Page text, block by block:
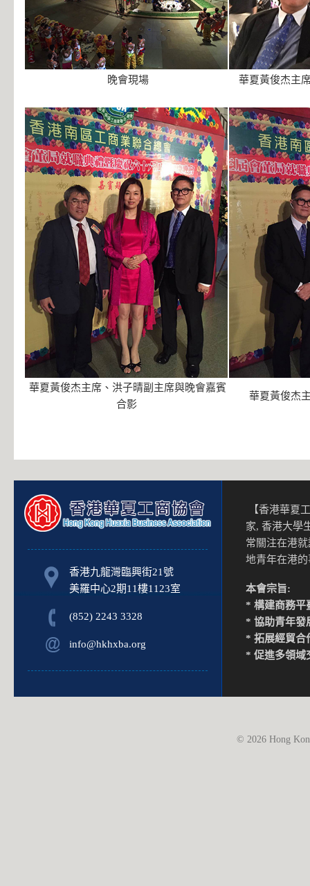
晚會現場 華夏黃俊杰主
華夏黃俊杰主席、洪子晴副主席與晚會嘉賓
合影
華夏黃俊杰
香港九龍灣臨興街21號
美羅中心2期11樓1123室
(852) 2243 3328
info@hkhxba.org
【香港華夏
家, 香港大學
常關注在港
地青年在港
本會宗旨:
* 構建商務平
* 協助青年發
* 拓展經貿合
* 促進多領域
© 2026 Hong